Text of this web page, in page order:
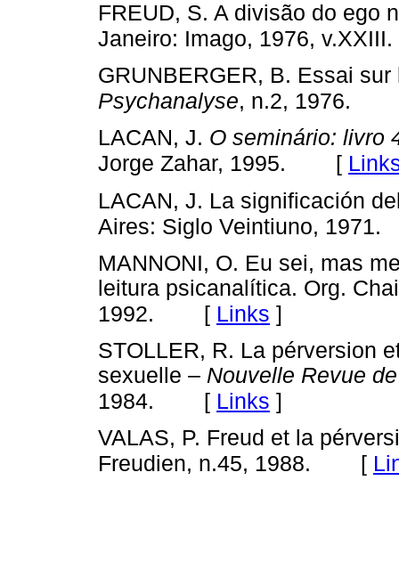
FREUD, S. A divisão do ego
Janeiro: Imago, 1976, v.XXIII.
GRUNBERGER, B. Essai
Psychanalyse, n.2, 1976.
LACAN, J. O seminário: livro
Jorge Zahar, 1995. [
LACAN, J. La significación
Aires: Siglo Veintiuno, 1971.
MANNONI, O. Eu sei, mas
leitura psicanalítica. Org.
1992. [ Links ]
STOLLER, R. La pérversion
sexuelle – Nouvelle Revue
1984. [ Links ]
VALAS, P. Freud et la
Freudien, n.45, 1988. [